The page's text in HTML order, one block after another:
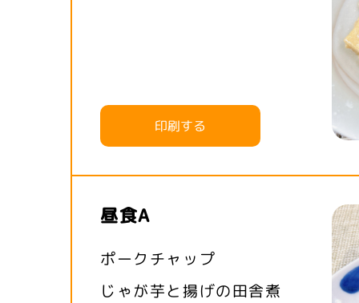
印刷する
昼食A
ポークチャップ
じゃが芋と揚げの田舎煮